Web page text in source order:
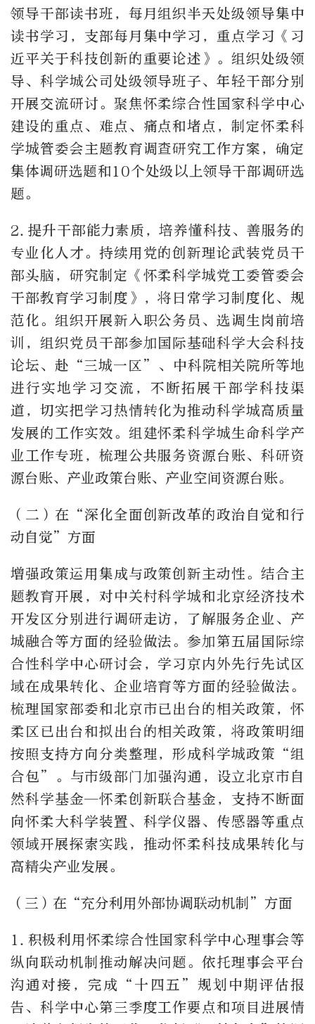
领导干部读书班，每月组织半天处级领导集中
读书学习，支部每月集中学习，重点学习《习
近平关于科技创新的重要论述》。组织处级领
导、科学城公司处级领导班子、年轻干部分别
开展交流研讨。聚焦怀柔综合性国家科学中心
建设的重点、难点、痛点和堵点，制定怀柔科
学城管委会主题教育调查研究工作方案，确定
集体调研选题和10个处级以上领导干部调研选
题。
2. 提升干部能力素质，培养懂科技、善服务的
专业化人才。持续用党的创新理论武装党员干
部头脑，研究制定《怀柔科学城党工委管委会
干部教育学习制度》，将日常学习制度化、规
范化。组织开展新入职公务员、选调生岗前培
训，组织党员干部参加国际基础科学大会科技
论坛、赴“三城一区”、中科院相关院所等地
进行实地学习交流，不断拓展干部学科技渠
道，切实把学习热情转化为推动科学城高质量
发展的工作实效。组建怀柔科学城生命科学产
业工作专班，梳理公共服务资源台账、科研资
源台账、产业政策台账、产业空间资源台账。
（二）在“深化全面创新改革的政治自觉和行
动自觉”方面
增强政策运用集成与政策创新主动性。结合主
题教育开展，对中关村科学城和北京经济技术
开发区分别进行调研走访，了解服务企业、产
城融合等方面的经验做法。参加第五届国际综
合性科学中心研讨会，学习京内外先行先试区
域在成果转化、企业培育等方面的经验做法。
梳理国家部委和北京市已出台的相关政策，怀
柔区已出台和拟出台的相关政策，将政策明细
按照支持方向分类整理，形成科学城政策“组
合包”。与市级部门加强沟通，设立北京市自
然科学基金—怀柔创新联合基金，支持不断面
向怀柔大科学装置、科学仪器、传感器等重点
领域开展探索实践，推动怀柔科技成果转化与
高精尖产业发展。
（三）在“充分利用外部协调联动机制”方面
1. 积极利用怀柔综合性国家科学中心理事会等
纵向联动机制推动解决问题。依托理事会平台
沟通对接，完成“十四五”规划中期评估报
告、科学中心第三季度工作要点和项目进展情